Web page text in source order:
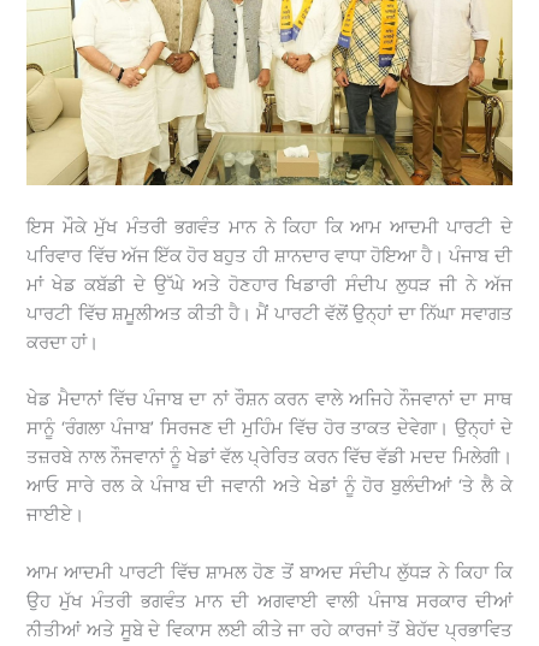
ਇਸ ਮੌਕੇ ਮੁੱਖ ਮੰਤਰੀ ਭਗਵੰਤ ਮਾਨ ਨੇ ਕਿਹਾ ਕਿ ਆਮ ਆਦਮੀ ਪਾਰਟੀ ਦੇ
ਪਰਿਵਾਰ ਵਿੱਚ ਅੱਜ ਇੱਕ ਹੋਰ ਬਹੁਤ ਹੀ ਸ਼ਾਨਦਾਰ ਵਾਧਾ ਹੋਇਆ ਹੈ। ਪੰਜਾਬ ਦੀ
ਮਾਂ ਖੇਡ ਕਬੱਡੀ ਦੇ ਉੱਘੇ ਅਤੇ ਹੋਣਹਾਰ ਖਿਡਾਰੀ ਸੰਦੀਪ ਲੁਧੜ ਜੀ ਨੇ ਅੱਜ
ਪਾਰਟੀ ਵਿੱਚ ਸ਼ਮੂਲੀਅਤ ਕੀਤੀ ਹੈ। ਮੈਂ ਪਾਰਟੀ ਵੱਲੋਂ ਉਨ੍ਹਾਂ ਦਾ ਨਿੱਘਾ ਸਵਾਗਤ
ਕਰਦਾ ਹਾਂ।
ਖੇਡ ਮੈਦਾਨਾਂ ਵਿੱਚ ਪੰਜਾਬ ਦਾ ਨਾਂ ਰੌਸ਼ਨ ਕਰਨ ਵਾਲੇ ਅਜਿਹੇ ਨੌਜਵਾਨਾਂ ਦਾ ਸਾਥ
ਸਾਨੂੰ ‘ਰੰਗਲਾ ਪੰਜਾਬ’ ਸਿਰਜਣ ਦੀ ਮੁਹਿੰਮ ਵਿੱਚ ਹੋਰ ਤਾਕਤ ਦੇਵੇਗਾ। ਉਨ੍ਹਾਂ ਦੇ
ਤਜ਼ਰਬੇ ਨਾਲ ਨੌਜਵਾਨਾਂ ਨੂੰ ਖੇਡਾਂ ਵੱਲ ਪ੍ਰੇਰਿਤ ਕਰਨ ਵਿੱਚ ਵੱਡੀ ਮਦਦ ਮਿਲੇਗੀ।
ਆਓ ਸਾਰੇ ਰਲ ਕੇ ਪੰਜਾਬ ਦੀ ਜਵਾਨੀ ਅਤੇ ਖੇਡਾਂ ਨੂੰ ਹੋਰ ਬੁਲੰਦੀਆਂ ‘ਤੇ ਲੈ ਕੇ
ਜਾਈਏ।
ਆਮ ਆਦਮੀ ਪਾਰਟੀ ਵਿੱਚ ਸ਼ਾਮਲ ਹੋਣ ਤੋਂ ਬਾਅਦ ਸੰਦੀਪ ਲੁੱਧੜ ਨੇ ਕਿਹਾ ਕਿ
ਉਹ ਮੁੱਖ ਮੰਤਰੀ ਭਗਵੰਤ ਮਾਨ ਦੀ ਅਗਵਾਈ ਵਾਲੀ ਪੰਜਾਬ ਸਰਕਾਰ ਦੀਆਂ
ਨੀਤੀਆਂ ਅਤੇ ਸੂਬੇ ਦੇ ਵਿਕਾਸ ਲਈ ਕੀਤੇ ਜਾ ਰਹੇ ਕਾਰਜਾਂ ਤੋਂ ਬੇਹੱਦ ਪ੍ਰਭਾਵਿਤ